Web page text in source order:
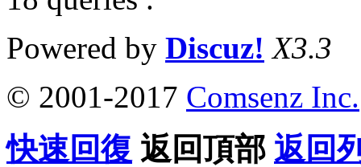
Powered by Discuz! X3.3
© 2001-2017 Comsenz Inc.
快速回復 返回頂部 返回